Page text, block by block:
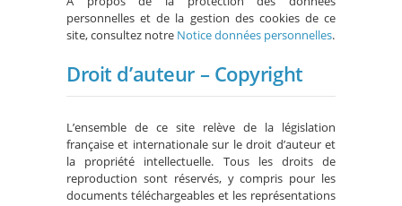
personnelles et de la gestion des cookies de ce
site, consultez notre Notice données personnelles.
Droit d’auteur – Copyright
L’ensemble de ce site relève de la législation
française et internationale sur le droit d’auteur et
la propriété intellectuelle. Tous les droits de
reproduction sont réservés, y compris pour les
documents téléchargeables et les représentations